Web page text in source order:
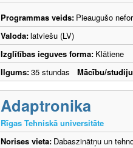
Programmas veids: Pieaugušo
Valoda:latviešu (LV)
Izglītības ieguves forma: Klātiene
Ilgums:35 stundas Mācību/
Adaptronika
Rīgas Tehniskā universitāte
Norises vieta: Dabaszinātņu un